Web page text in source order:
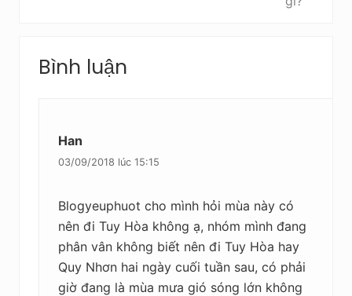
Reader
Interactions
Bình luận
Han
03/09/2018 lúc 15:15
Blogyeuphuot cho mình hỏi mùa này có
nên đi Tuy Hòa không ạ, nhóm mình đang
phân vân không biết nên đi Tuy Hòa hay
Quy Nhơn hai ngày cuối tuần sau, có phải
giờ đang là mùa mưa gió sóng lớn không